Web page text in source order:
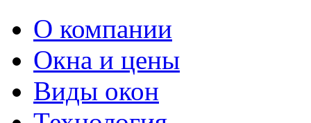
О компании
Окна и цены
Виды окон